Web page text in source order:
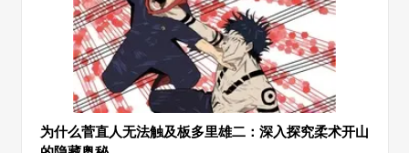
为什么菅直人无法触及板多里雄二：深入探究柔术开山